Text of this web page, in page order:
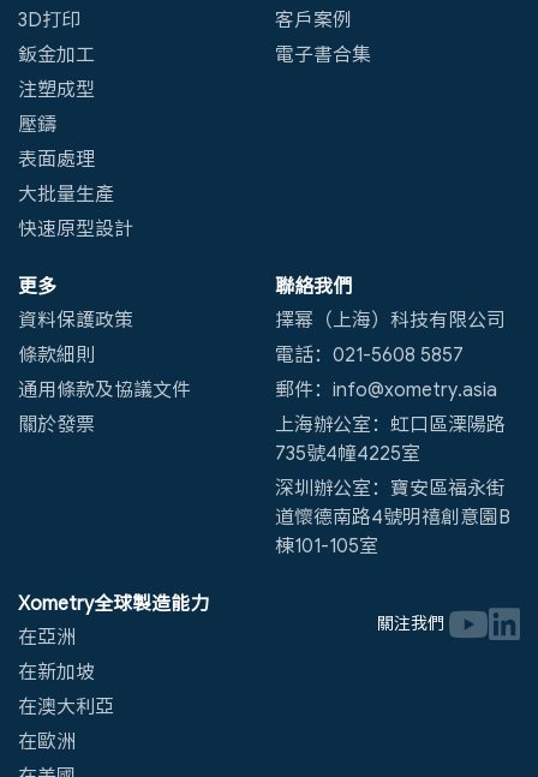
3D打印
鈑金加工
注塑成型
壓鑄
表面處理
大批量生產
快速原型設計
客戶案例
電子書合集
更多
資料保護政策
條款細則
通用條款及協議文件
關於發票
聯絡我們
擇幂（上海）科技有限公司
電話：021-5608 5857
郵件：info@xometry.asia
上海辦公室：虹口區溧陽路
735號4幢4225室
深圳辦公室：寶安區福永街
道懷德南路4號明禧創意園B
棟101-105室
Xometry全球製造能力
在亞洲
在新加坡
在澳大利亞
在歐洲
關注我們